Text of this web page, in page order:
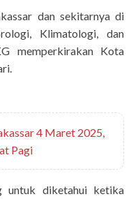
dan sekitarnya di
Klimatologi, dan
memperkirakan Kota
4 Maret 2025,
Pagi
untuk diketahui ketika